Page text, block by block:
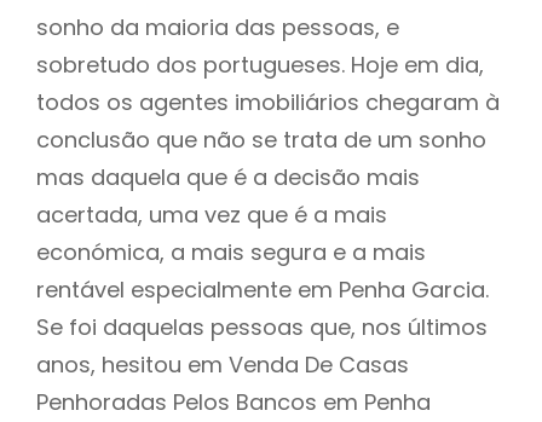
sonho da maioria das pessoas, e
sobretudo dos portugueses. Hoje em dia,
todos os agentes imobiliários chegaram à
conclusão que não se trata de um sonho
mas daquela que é a decisão mais
acertada, uma vez que é a mais
económica, a mais segura e a mais
rentável especialmente em Penha Garcia.
Se foi daquelas pessoas que, nos últimos
anos, hesitou em Venda De Casas
Penhoradas Pelos Bancos em Penha